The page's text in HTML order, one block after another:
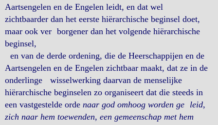
Aartsengelen en de Engelen leidt, en dat wel
zichtbaarder dan het eerste hiërarchische beginsel doet,
maar ook ver borgener dan het volgende hiërarchische
beginsel,
en van de derde ordening, die de Heerschappijen en de
Aartsengelen en de Engelen zichtbaar maakt, dat ze in de
onderlinge wisselwerking daarvan de menselijke
hiërarchische beginselen zo organiseert dat die steeds in
een vastgestelde orde naar god omhoog worden ge leid,
zich naar hem toewenden, een gemeenschap met hem